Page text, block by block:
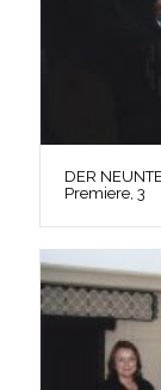
DER
Premiere, 3